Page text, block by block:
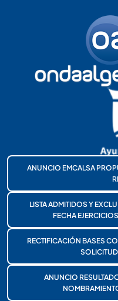
ANUNCIO EMCALSA
LISTA ADMITIDOS Y
FECHA
RECTIFICACIÓN BASES
ANUNCIO